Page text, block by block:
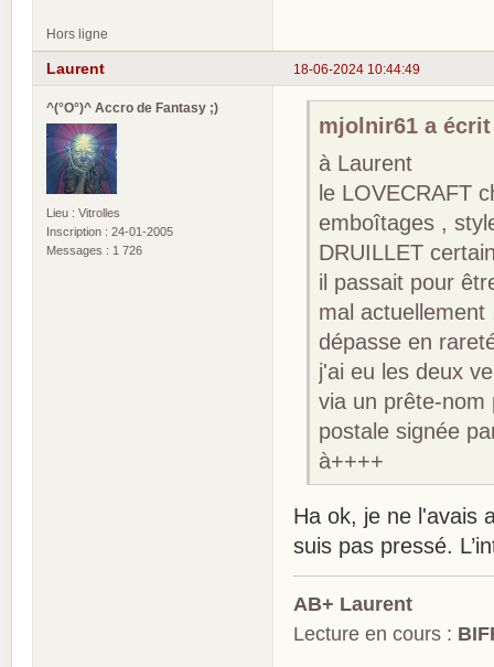
Hors ligne
18-06-2024 10:44:49
Laurent
^(°O°)^ Accro de Fantasy ;)
Lieu : Vitrolles
Inscription : 24-01-2005
Messages : 1 726
mjolnir61 a
à Laurent
le LOVECRAFT
emboîtages ,
DRUILLET
il passait pour
mal actuellement
dépasse en
j'ai eu les deux
via un prête-nom
postale signée
à++++
Ha ok, je ne l'avais
suis pas pressé.
AB+ Laurent
Lecture en cours :